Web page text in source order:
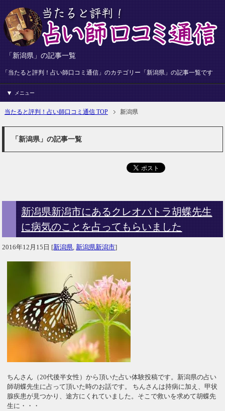
「新潟県」の記事一覧
「当たると評判！占い師口コミ通信」のカテゴリー「新潟県」の記事一覧です
メニュー
当たると評判！占い師口コミ通信 TOP 新潟県
「新潟県」の記事一覧
新潟県新潟市にあるクレオパトラ胡蝶先生
に病気のことを占ってもらいました
2016年12月15日 [新潟県 新潟県新潟市]
ちんさん（20代後半女性）から頂いた占い体験投稿です。新潟県の占い
師胡蝶先生に占って頂いた時のお話です。 ちんさんは持病に加え、甲状
腺疾患が見つかり、途方にくれていました。そこで救いを求めて胡蝶先
生に・・・